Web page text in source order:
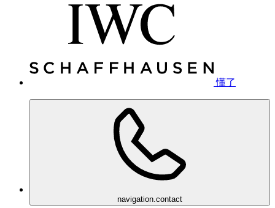
懂了
navigation.contact